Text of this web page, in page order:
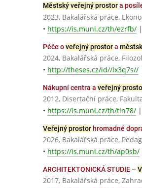
Městský veřejný prostora
2023, Bakalářská práce,
• https://is.muni.cz/th/ezrfb/ |
Péče oveřejný prostora
2024, Bakalářská práce,
• http://theses.cz/id//lx3q7s//
Nákupní centra a veřejný
2012, Disertační práce,
• https://is.muni.cz/th/tin78/ |
Veřejný prostor hromadné
2026, Bakalářská práce,
• https://is.muni.cz/th/ap0sb/
ARCHITEKTONICKÁ STUDIE –
2017, Bakalářská práce,